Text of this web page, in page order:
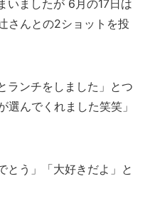
いましたが 6月の17日は
さんとの2ショットを投
ランチをしました」とつ
んでくれました笑笑」
う」「大好きだよ」と